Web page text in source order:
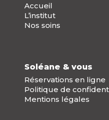
Accueil
L’institut
Nos soins
Soléane & vous
Réservations en ligne
Politique de
Mentions légales